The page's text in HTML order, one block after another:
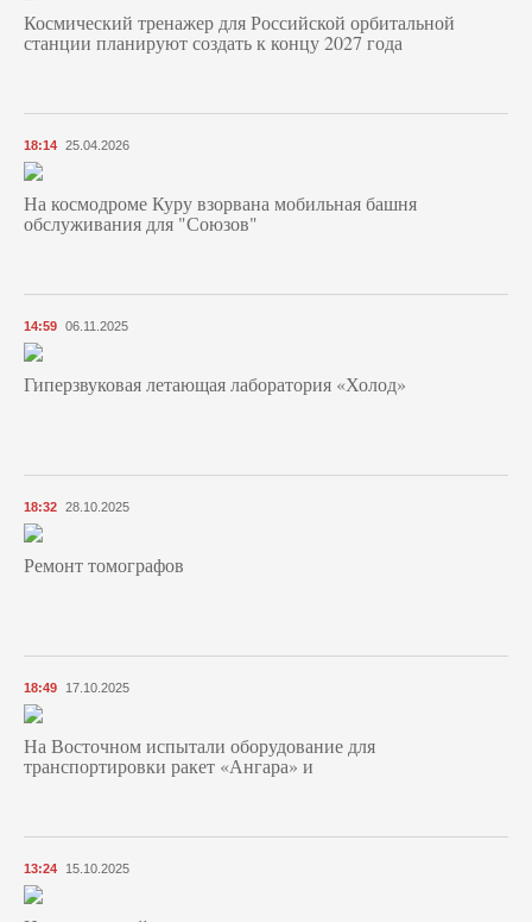
Космический тренажер для Российской орбитальной
станции планируют создать к концу 2027 года
18:14 25.04.2026
На космодроме Куру взорвана мобильная башня
обслуживания для "Союзов"
14:59 06.11.2025
Гиперзвуковая летающая лаборатория «Холод»
18:32 28.10.2025
Ремонт томографов
18:49 17.10.2025
На Восточном испытали оборудование для
транспортировки ракет «Ангара» и
13:24 15.10.2025